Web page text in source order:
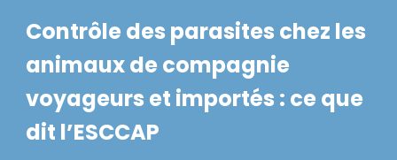
Contrôle des parasites chez les
animaux de compagnie
voyageurs et importés : ce que
dit l’ESCCAP